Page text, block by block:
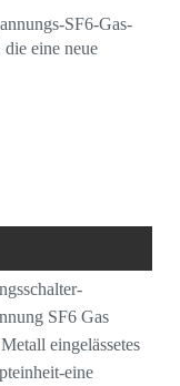
SF6-Gas-
eine neue
SF6 Gas
eingelässetes
eine